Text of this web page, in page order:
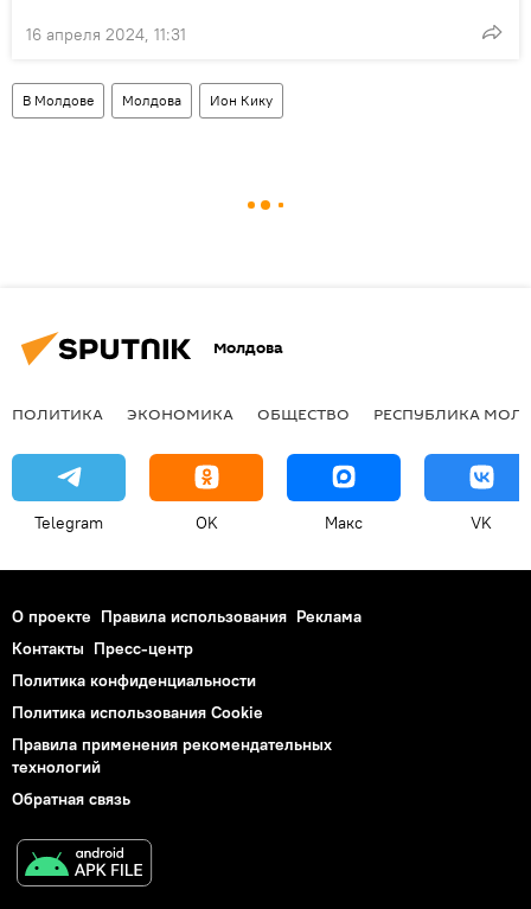
16 апреля 2024, 11:31
В Молдове Молдова Ион Кику
Молдова
ПОЛИТИКА ЭКОНОМИКА ОБЩЕСТВО РЕСПУБЛИКА
Telegram OK Макс VK
О проекте Правила использования Реклама
Контакты Пресс-центр
Политика конфиденциальности
Политика использования Cookie
Правила применения рекомендательных
технологий
Обратная связь